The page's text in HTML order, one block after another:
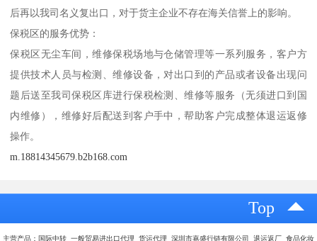
后再以我司名义复出口，对于货主企业不存在海关信誉上的影响。
保税区的服务优势：
保税区无尘车间，维修保税场地与仓储管理等一系列服务，客户方
提供技术人员与检测、维修设备，对出口到的产品或者设备出现问
题后送至我司保税区库进行保税检测、维修等服务（无须进口到国
内维修），维修好后配送到客户手中，帮助客户完成整体退运返修
操作。
m.18814345679.b2b168.com
Top
主营产品：国际中转 一般贸易进出口代理 货运代理 深圳市嘉盛行链有限公司 退运返厂 食品化妆